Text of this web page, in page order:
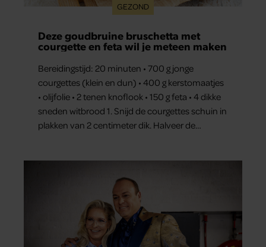
GEZOND
Deze goudbruine bruschetta met
courgette en feta wil je meteen maken
Bereidingstijd: 20 minuten • 700 g jonge
courgettes (klein en dun) • 400 g kerstomaatjes
• olijfolie • 2 tenen knoflook • 150 g feta • 4 dikke
sneden witbrood 1. Snijd de courgettes schuin in
plakken van 2 centimeter dik. Halveer de